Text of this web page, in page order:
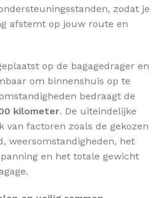
zodat je
afstemt op jouw route en
op de bagagedrager en
om binnenshuis op te
bedraagt de
kilometer. De uiteindelijke
van factoren zoals de gekozen
weersomstandigheden, het
en het totale gewicht